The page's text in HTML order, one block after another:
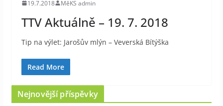
19.7.2018 MěKS admin
TTV Aktuálně – 19. 7. 2018
Tip na výlet: Jarošův mlýn – Veverská Bítýška
Read More
Nejnovější příspěvky